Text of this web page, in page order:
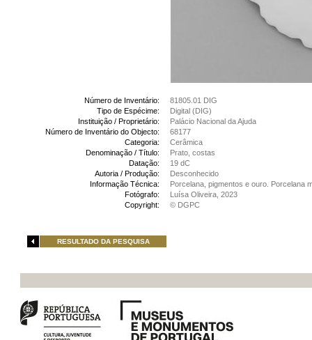
Número de Inventário:
81805.01 DIG
Tipo de Espécime:
Digital (DIG)
Instituição / Proprietário:
Palácio Nacional da Ajuda
Número de Inventário do Objecto:
68177
Categoria:
Cerâmica
Denominação / Título:
Prato, costas
Datação:
19 dC
Autoria / Produção:
Desconhecido
Informação Técnica:
Porcelana, pigmentos e ouro. Porcelana
Fotógrafo:
Luísa Oliveira, 2023
Copyright:
© DGPC
RESULTADO DA PESQUISA